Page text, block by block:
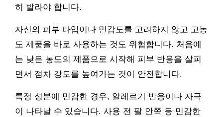
히 발라야 합니다.
자신의 피부 타입이나 민감도를 고려하지 않고 고농
도 제품을 바로 사용하는 것도 위험합니다. 처음에
는 낮은 농도의 제품으로 시작해 피부 반응을 살피
면서 점차 강도를 높여가는 것이 안전합니다.
특정 성분에 민감한 경우, 알레르기 반응이나 자극
이 나타날 수 있습니다. 사용 전 팔 안쪽 등 민감한